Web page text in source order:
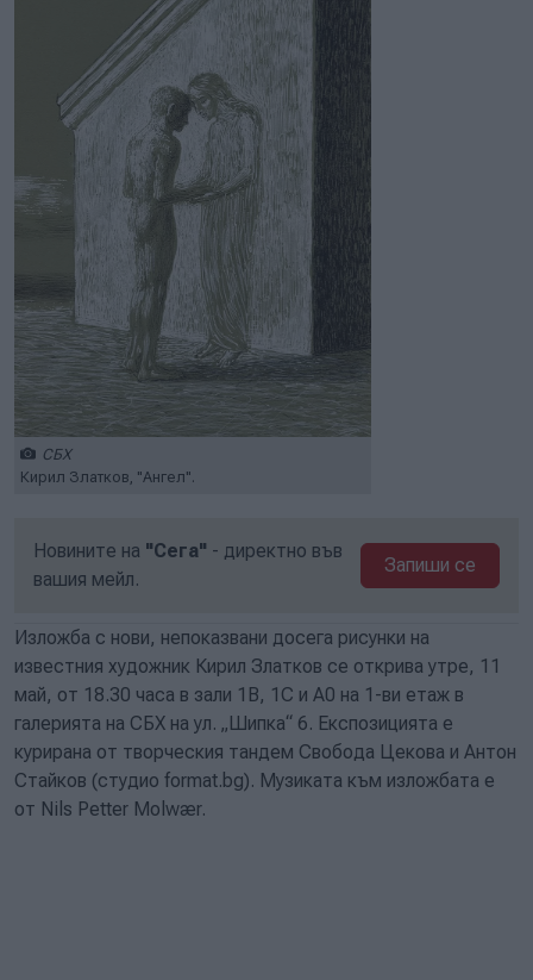
СБХ
Кирил Златков, "Ангел".
Новините на "Сега" - директно във
вашия мейл.
Запиши се
Изложба с нови, непоказвани досега рисунки на
известния художник Кирил Златков се открива утре, 11
май, от 18.30 часа в зали 1B, 1C и А0 на 1-ви етаж в
галерията на СБХ на ул. „Шипка“ 6. Експозицията е
курирана от творческия тандем Свобода Цекова и Антон
Стайков (студио format.bg). Музиката към изложбата е
от Nils Petter Molwær.